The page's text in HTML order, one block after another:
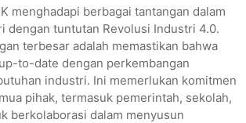
menghadapi berbagai tantangan dalam
dengan tuntutan Revolusi Industri 4.0.
terbesar adalah memastikan bahwa
to-date dengan perkembangan
industri. Ini memerlukan komitmen
pihak, termasuk pemerintah, sekolah,
berkolaborasi dalam menyusun